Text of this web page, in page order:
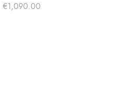
€1,090.00